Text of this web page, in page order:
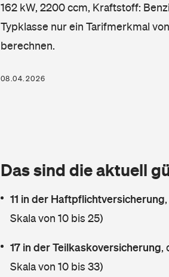
162 kW, 2200 ccm, Kraftstoff:
Typklasse nur ein Tarifmerkmal
berechnen.
08.04.2026
Das sind die aktuell
11 in der Haftpflichtversicherung,
Skala von 10 bis 25)
17 in der Teilkaskoversicherung,
Skala von 10 bis 33)